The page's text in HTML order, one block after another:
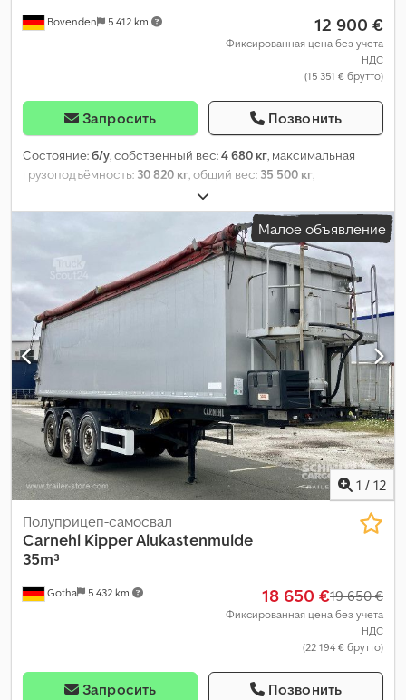
Bovenden 5 412 km 12 900 €
Фиксированная цена без учета
НДС
(15 351 € брутто)
Запросить Позвонить
Состояние:б/у, собственный вес:4 680 кг, максимальная
грузоподъёмность: 30 820 кг, общий вес: 35 500 кг,
, первая регистрация:
длина грузового отсека:7 100 мм, ширина пространства для
, высота грузового отсека:1 600 мм, объем
26 м³, общая длина:2 550 мм, общая
ширина:3 220 мм , подвеска:воздух , размер шины:
385/65R22.5, цвет:белый 1 001 км
, тип передачи:
другое, кабина водителя: , Оборудование: ABS
Малое объявление
1 / 12
Gotha 5 432 km
Полуприцеп-самосвал
Carnehl Kipper Alukastenmulde
35m³
18 650 €19 650 €
Фиксированная цена без учета
НДС
(22 194 € брутто)
Запросить Позвонить